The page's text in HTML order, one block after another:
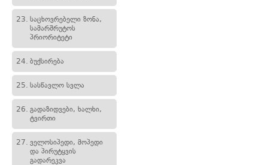
23. საცხოვრებელი ზონა,
სამარშრუტოს
პრიორიტეტი
24. ბუქსირება
25. სასწავლო სვლა
26. გადაზიდვები, ხალხი,
ტვირთი
27. ველოსიპედი, მოპედი
და პირუტყვის
გადარეკვა